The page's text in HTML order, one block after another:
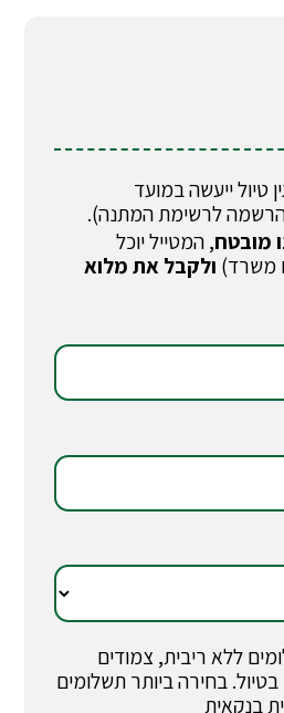
טיול ייעשה במועד
לרשימת המתנה).
מובטח, המטייל יוכל
משרד) ולקבל את מלוא
עד 3 תשלומים ללא ריבית, צמודים
בחירה ביותר תשלומים
בנקאית